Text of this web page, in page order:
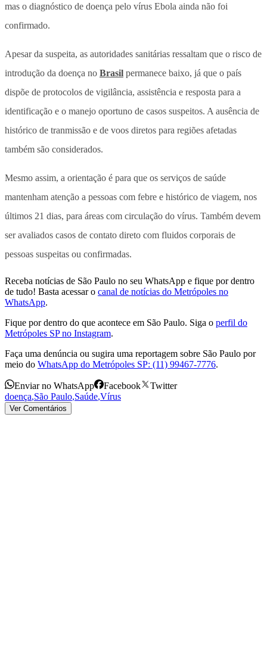
mas o diagnóstico de doença pelo vírus Ebola ainda não foi
confirmado.
Apesar da suspeita, as autoridades sanitárias ressaltam que o risco de
introdução da doença no Brasil permanece baixo, já que o país
dispõe de protocolos de vigilância, assistência e resposta para a
identificação e o manejo oportuno de casos suspeitos. A ausência de
histórico de tranmissão e de voos diretos para regiões afetadas
também são considerados.
Mesmo assim, a orientação é para que os serviços de saúde
mantenham atenção a pessoas com febre e histórico de viagem, nos
últimos 21 dias, para áreas com circulação do vírus. Também devem
ser avaliados casos de contato direto com fluidos corporais de
pessoas suspeitas ou confirmadas.
Receba notícias de São Paulo no seu WhatsApp e fique por dentro
de tudo! Basta acessar o canal de notícias do Metrópoles no
WhatsApp.
Fique por dentro do que acontece em São Paulo. Siga o perfil do
Metrópoles SP no Instagram.
Faça uma denúncia ou sugira uma reportagem sobre São Paulo por
meio do WhatsApp do Metrópoles SP: (11) 99467-7776.
Enviar no WhatsApp Facebook
Twitter
doença,São Paulo,Saúde,Vírus
Ver Comentários